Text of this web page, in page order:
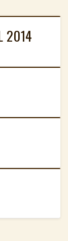
2014